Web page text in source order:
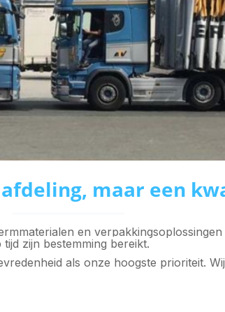
afdeling, maar een
en
tijd zijn bestemming bereikt.
als onze hoogste prioriteit.